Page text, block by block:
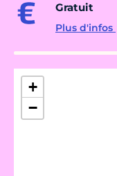
Gratuit
Plus d'infos
+
−